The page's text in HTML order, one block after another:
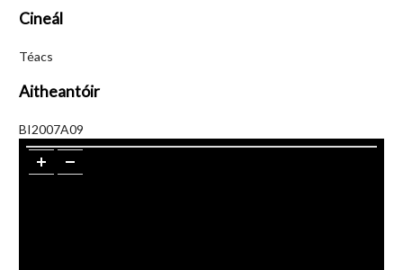
Cineál
Téacs
Aitheantóir
BI2007A09